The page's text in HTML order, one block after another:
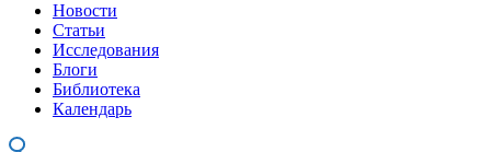
Новости
Статьи
Исследования
Блоги
Библиотека
Календарь